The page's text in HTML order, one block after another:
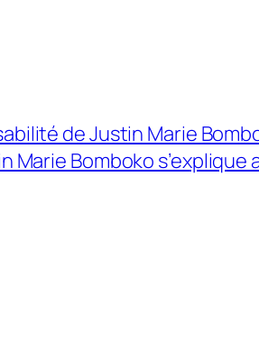
de Justin Marie
Bomboko s’explique